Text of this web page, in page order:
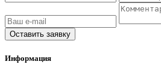
Оставить заявку
Информация